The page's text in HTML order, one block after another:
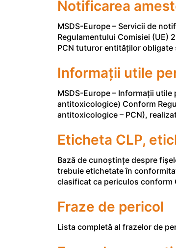
Notificarea
MSDS-Europe – Servicii de
Regulamentului Comisiei (UE)
PCN tuturor entităților
Informații utile
MSDS-Europe – Informații
antitoxicologice) Conform
antitoxicologice – PCN),
Eticheta CLP,
Bază de cunoștințe despre
trebuie etichetate în
clasificat ca periculos conform
Fraze de pericol
Lista completă al frazelor de